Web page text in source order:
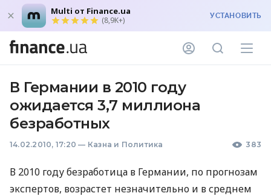
Multi от Finance.ua
(8,9K+) УСТАНОВИТЬ
В Германии в 2010 году
ожидается 3,7 миллиона
безработных
14.02.2010, 17:20 — Казна и Политика 383
В 2010 году безработица в Германии, по прогнозам
экспертов, возрастет незначительно и в среднем